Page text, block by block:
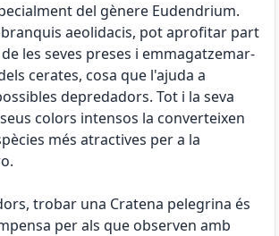
del gènere Eudendrium.
aeolidacis, pot aprofitar part
les seves preses i emmagatzemar-
cerates, cosa que l'ajuda a
depredadors. Tot i la seva
colors intensos la converteixen
més atractives per a la
trobar una Cratena pelegrina és
per als que observen amb